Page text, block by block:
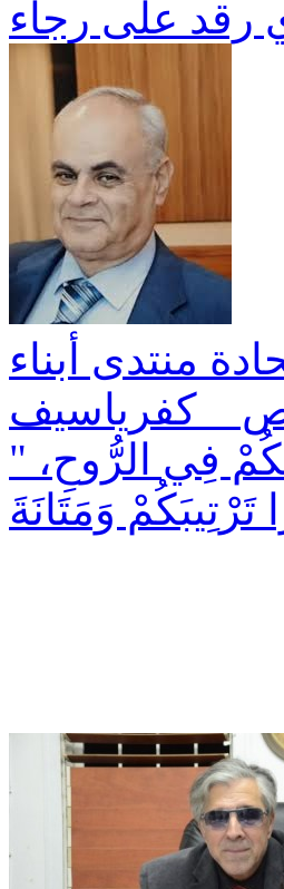
رقد على رجاء
منتدى أبناء
_ كفرياسيف
" فَإِنِّي وَإِنْ كُنْتُ غَائِبًا فِي الْجَسَدِ لكِنِّي مَعَكُمْ فِي الرُّوحِ،
تَرْتِيبَكُمْ وَمَتَانَةَ